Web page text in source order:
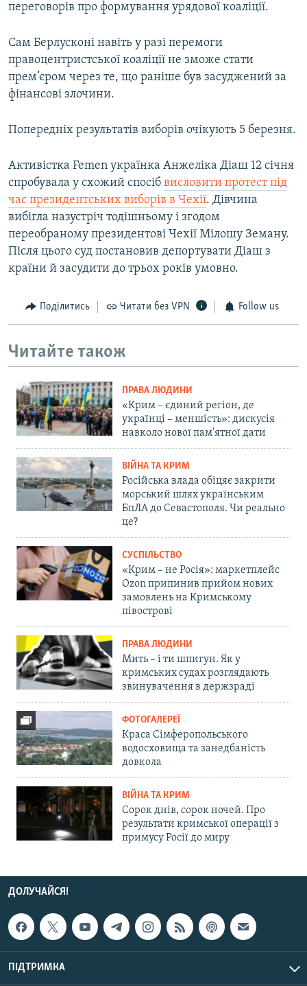
переговорів про формування урядової коаліції.
Сам Берлусконі навіть у разі перемоги
правоцентристської коаліції не зможе стати
прем’єром через те, що раніше був засуджений за
фінансові злочини.
Попередніх результатів виборів очікують 5 березня.
Активістка Femen українка Анжеліка Діаш 12 січня
спробувала у схожий спосіб висловити протест під
час президентських виборів в Чехії. Дівчина
вибігла назустріч тодішньому і згодом
переобраному президентові Чехії Мілошу Земану.
Після цього суд постановив депортувати Діаш з
країни й засудити до трьох років умовно.
Поділитись Читати без VPN Follow us
Читайте також
ПРАВА ЛЮДИНИ
«Крим – єдиний регіон, де
українці – меншість»: дискусія
навколо нової пам'ятної дати
ВІЙНА ТА КРИМ
Російська влада обіцяє закрити
морський шлях українським
БпЛА до Севастополя. Чи реально
це?
СУСПІЛЬСТВО
«Крим – не Росія»: маркетплейс
Ozon припинив прийом нових
замовлень на Кримському
півострові
ПРАВА ЛЮДИНИ
Мить – і ти шпигун. Як у
кримських судах розглядають
звинувачення в держзраді
ФОТОГАЛЕРЕЇ
Краса Сімферопольського
водосховища та занедбаність
довкола
ВІЙНА ТА КРИМ
Сорок днів, сорок ночей. Про
результати кримської операції з
примусу Росії до миру
ДОЛУЧАЙСЯ!
ПІДТРИМКА